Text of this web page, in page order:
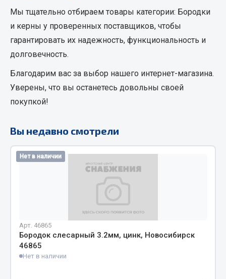
Охладжающие жидкости
Технические жидкости
Весь раздел
МЕТИЗЫ
Болты
Кольца стопорные
Пробки
Весь раздел
Соединительные элементы
Мы тщательно отбираем товары категории: Бородки
и керны у проверенных поставщиков, чтобы
гарантировать их надежность, функциональность и
долговечность.
Благодарим вас за выбор нашего интернет-магазина.
Уверены, что вы останетесь довольны своей
покупкой!
Вы недавно смотрели
Нет в наличии
Арт. 46865
Бородок слесарный 3.2мм, цинк, Новосибирск
46865
Нет в наличии